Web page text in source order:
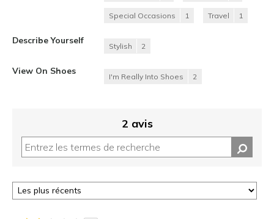
Special Occasions 1 Travel 1
Describe Yourself
Stylish 2
View On Shoes
I'm Really Into Shoes 2
2 avis